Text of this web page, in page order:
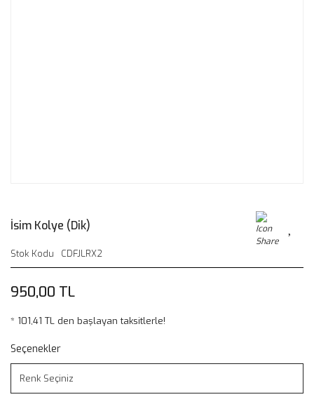
İsim Kolye (Dik)
Stok Kodu CDFJLRX2
950,00 TL
* 101,41 TL den başlayan taksitlerle!
Seçenekler